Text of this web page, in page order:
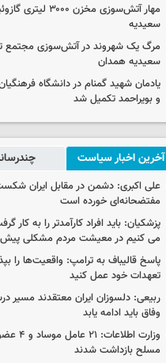
مهار آتش‌سوزی مخزن ۳۰۰۰
سعیدیه
مرگ یک شهروند در آتش‌سوزی مجتمع
سعیدیه همدان
یادمان شهید گمنام در دانشگاه
و بویراحمد تکمیل شد
آخرین اخبار سیاست
علی اکبری: دشمن در مقابل ایران
مفتضحانه‌ای خورده است
پزشکیان: باید افراد کارآمدتر را به کار
می کنیم در معیشت مردم مشکلی پیش
پاسخ قالیباف به ترامپ: واقعیت‌ها را
تعهدات خود عمل کنید
ربیعی: دلسوزان ایران معتقدند مسیر
وفاق باید ادامه یابد
وزارت
مسلح بازداشت شدند